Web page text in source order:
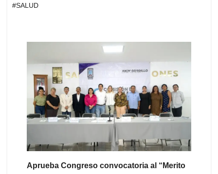
#SALUD
Aprueba Congreso convocatoria al “Merito